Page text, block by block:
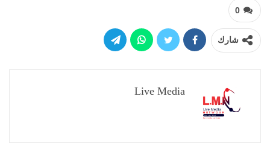
0
شارك
Live Media